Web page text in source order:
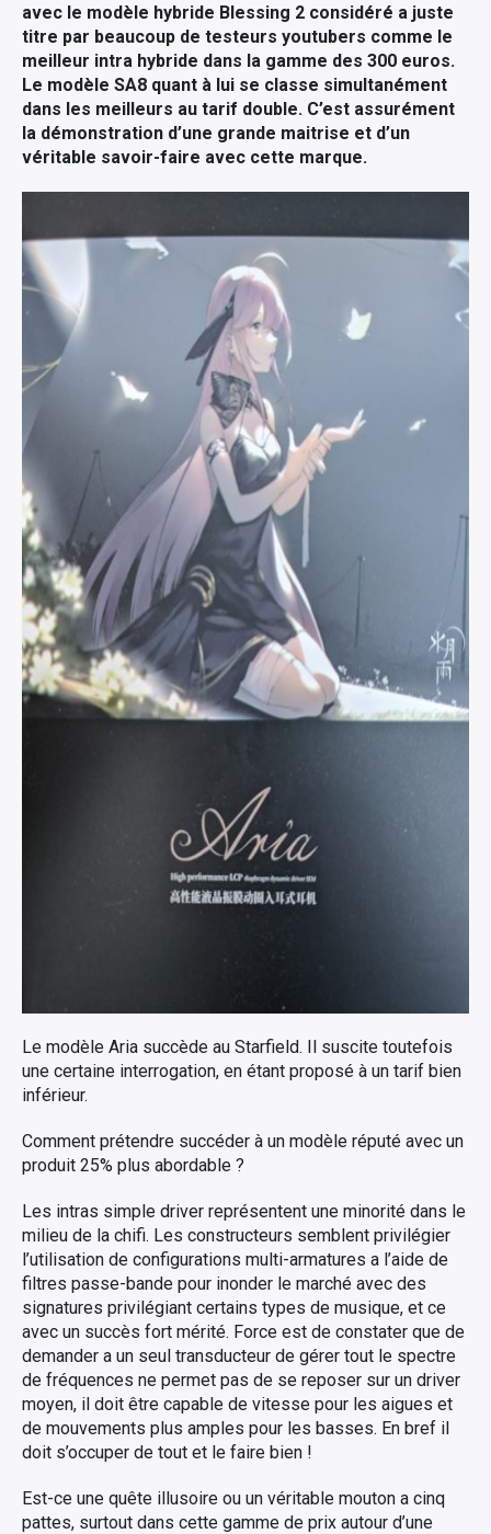
avec le modèle hybride Blessing 2 considéré a juste
titre par beaucoup de testeurs youtubers comme le
meilleur intra hybride dans la gamme des 300 euros.
Le modèle SA8 quant à lui se classe simultanément
dans les meilleurs au tarif double. C’est assurément
la démonstration d’une grande maitrise et d’un
véritable savoir-faire avec cette marque.
Le modèle Aria succède au Starfield. Il suscite toutefois
une certaine interrogation, en étant proposé à un tarif bien
inférieur.
Comment prétendre succéder à un modèle réputé avec un
produit 25% plus abordable ?
Les intras simple driver représentent une minorité dans le
milieu de la chifi. Les constructeurs semblent privilégier
l’utilisation de configurations multi-armatures a l’aide de
filtres passe-bande pour inonder le marché avec des
signatures privilégiant certains types de musique, et ce
avec un succès fort mérité. Force est de constater que de
demander a un seul transducteur de gérer tout le spectre
de fréquences ne permet pas de se reposer sur un driver
moyen, il doit être capable de vitesse pour les aigues et
de mouvements plus amples pour les basses. En bref il
doit s’occuper de tout et le faire bien !
Est-ce une quête illusoire ou un véritable mouton a cinq
pattes, surtout dans cette gamme de prix autour d’une